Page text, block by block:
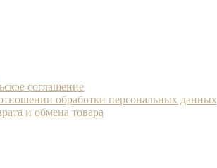
соглашение
обработки персональных данных
и обмена товара